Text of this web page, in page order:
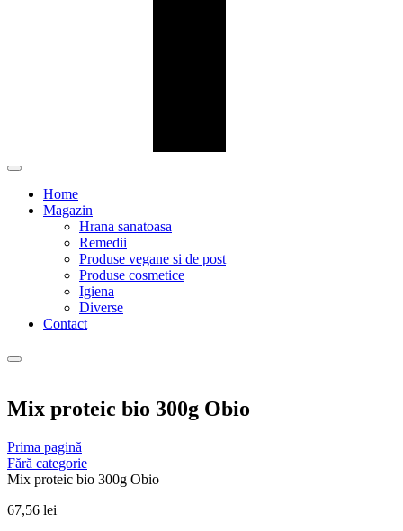
Home
Magazin
Hrana sanatoasa
Remedii
Produse vegane si de post
Produse cosmetice
Igiena
Diverse
Contact
Mix proteic bio 300g Obio
Prima pagină
Fără categorie
Mix proteic bio 300g Obio
67,56 lei